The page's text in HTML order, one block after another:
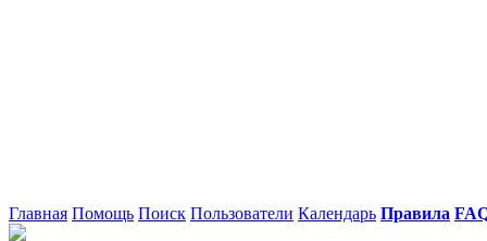
Главная Помощь Поиск Пользователи Календарь Правила